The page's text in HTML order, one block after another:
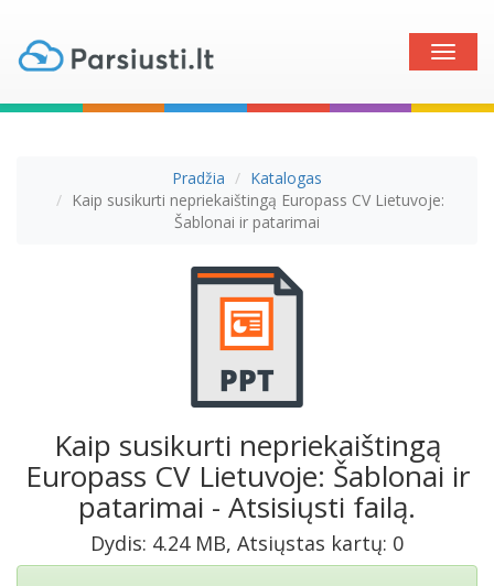
Toggle
Pradžia
Katalogas
Kaip susikurti nepriekaištingą Europass CV Lietuvoje:
Šablonai ir patarimai
Kaip susikurti nepriekaištingą
Europass CV Lietuvoje: Šablonai ir
patarimai - Atsisiųsti failą.
Dydis: 4.24 MB, Atsiųstas kartų: 0